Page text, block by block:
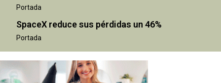
Portada
SpaceX reduce sus pérdidas un 46%
Portada